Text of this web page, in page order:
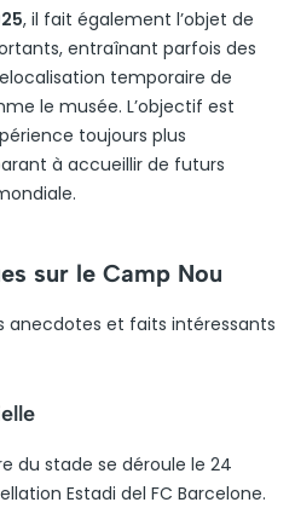
, il fait également l’objet de
entraînant parfois des
temporaire de
le musée. L’objectif est
toujours plus
à accueillir de futurs
sur le Camp Nou
anecdotes et faits intéressants
du stade se déroule le 24
Estadi del FC Barcelone.